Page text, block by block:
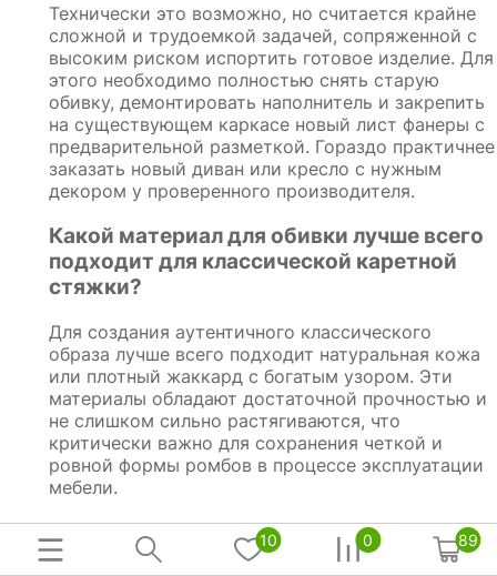
Технически это возможно, но считается крайне
сложной и трудоемкой задачей, сопряженной с
высоким риском испортить готовое изделие. Для
этого необходимо полностью снять старую
обивку, демонтировать наполнитель и закрепить
на существующем каркасе новый лист фанеры с
предварительной разметкой. Гораздо практичнее
заказать новый диван или кресло с нужным
декором у проверенного производителя.
Какой материал для обивки лучше всего
подходит для классической каретной
стяжки?
Для создания аутентичного классического
образа лучше всего подходит натуральная кожа
или плотный жаккард с богатым узором. Эти
материалы обладают достаточной прочностью и
не слишком сильно растягиваются, что
критически важно для сохранения четкой и
ровной формы ромбов в процессе эксплуатации
мебели.
Со временем пуговицы могут
выдернуться или провиснуть?
10 0 89